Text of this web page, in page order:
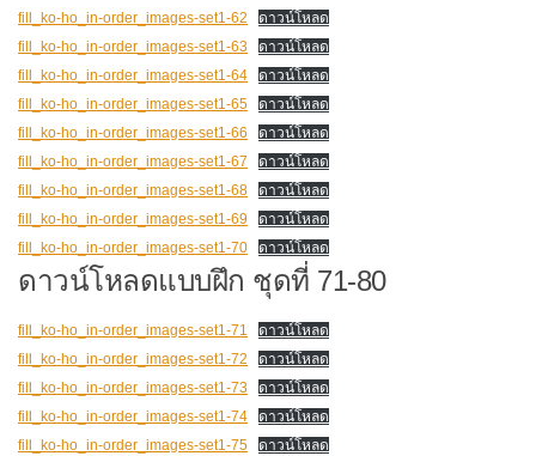
fill_ko-ho_in-order_images-set1-62
ดาวน์โหลด
fill_ko-ho_in-order_images-set1-63
ดาวน์โหลด
fill_ko-ho_in-order_images-set1-64
ดาวน์โหลด
fill_ko-ho_in-order_images-set1-65
ดาวน์โหลด
fill_ko-ho_in-order_images-set1-66
ดาวน์โหลด
fill_ko-ho_in-order_images-set1-67
ดาวน์โหลด
fill_ko-ho_in-order_images-set1-68
ดาวน์โหลด
fill_ko-ho_in-order_images-set1-69
ดาวน์โหลด
fill_ko-ho_in-order_images-set1-70
ดาวน์โหลด
ดาวน์โหลดแบบฝึก ชุดที่ 71-80
fill_ko-ho_in-order_images-set1-71
ดาวน์โหลด
fill_ko-ho_in-order_images-set1-72
ดาวน์โหลด
fill_ko-ho_in-order_images-set1-73
ดาวน์โหลด
fill_ko-ho_in-order_images-set1-74
ดาวน์โหลด
fill_ko-ho_in-order_images-set1-75
ดาวน์โหลด